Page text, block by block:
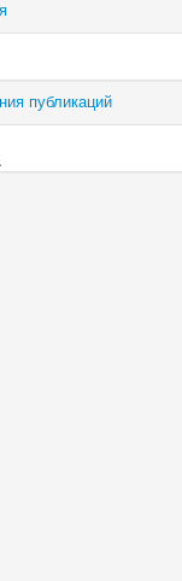
полупроводников
публикаций